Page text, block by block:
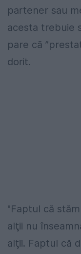
partener sau
acesta trebuie
pare că
dorit.
"Faptul că
alţii nu
alţii. Faptul că